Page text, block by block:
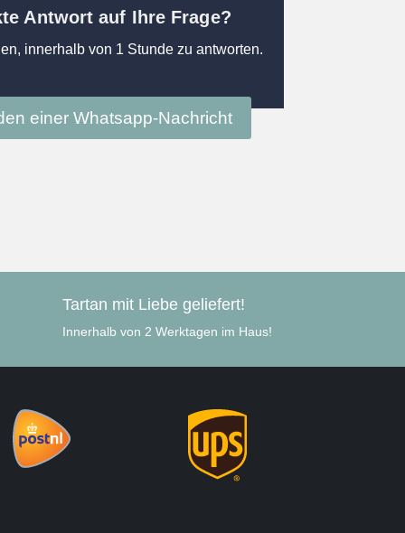
Antwort auf Ihre Frage?
innerhalb von 1 Stunde zu antworten.
einer Whatsapp-Nachricht
Tartan mit Liebe geliefert!
Innerhalb von 2 Werktagen im Haus!